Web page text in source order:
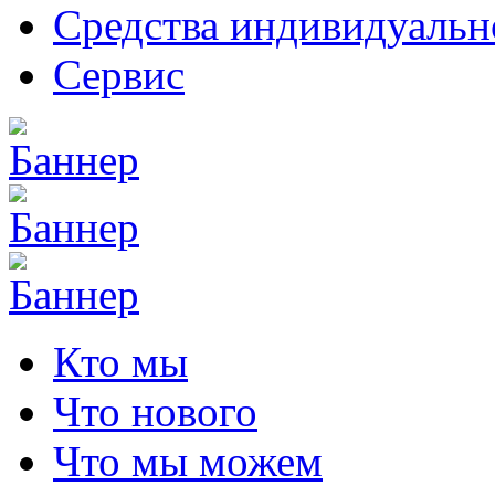
Средства
Сервис
Кто мы
Что нового
Что мы можем